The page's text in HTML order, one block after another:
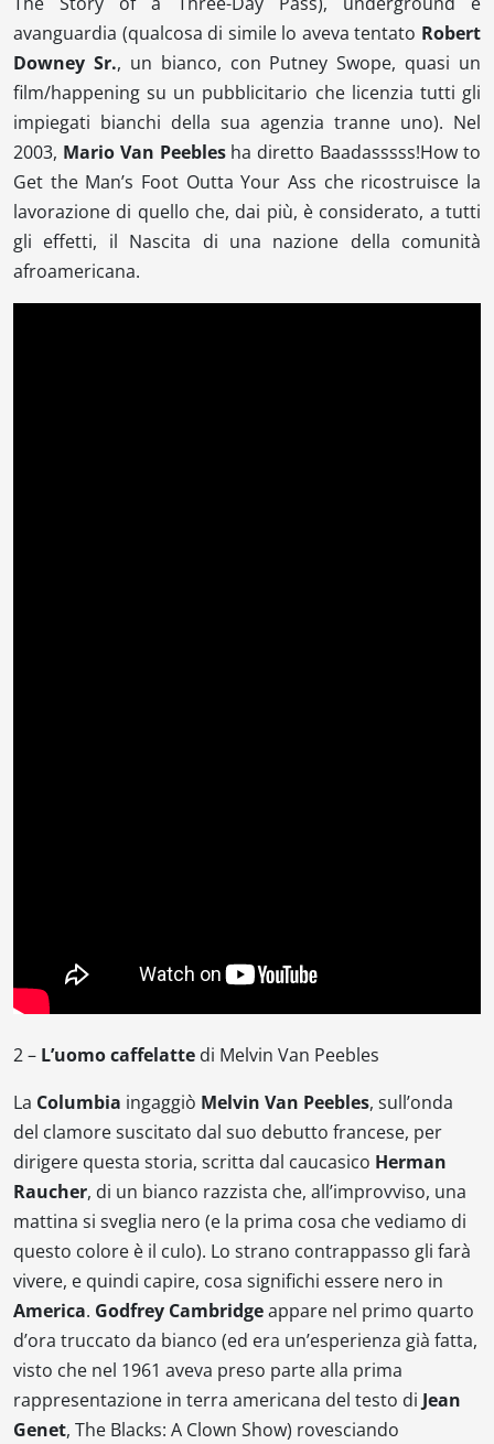
avanguardia (qualcosa di simile lo aveva tentato Robert
Downey Sr., un bianco, con Putney Swope, quasi un
film/happening su un pubblicitario che licenzia tutti gli
impiegati bianchi della sua agenzia tranne uno). Nel
2003, Mario Van Peeblesha diretto Baadasssss!How to
Get the Man’s Foot Outta Your Ass che ricostruisce la
lavorazione di quello che, dai più, è considerato, a tutti
gli effetti, il Nascita di una nazione della comunità
afroamericana.
2 – L’uomo caffelatte di Melvin Van Peebles
La Columbia ingaggiò Melvin Van Peebles, sull’onda
del clamore suscitato dal suo debutto francese, per
dirigere questa storia, scritta dal caucasico Herman
Raucher, di un bianco razzista che, all’improvviso, una
mattina si sveglia nero (e la prima cosa che vediamo di
questo colore è il culo). Lo strano contrappasso gli farà
vivere, e quindi capire, cosa significhi essere nero in
America. Godfrey Cambridgeappare nel primo quarto
d’ora truccato da bianco (ed era un’esperienza già fatta,
visto che nel 1961 aveva preso parte alla prima
rappresentazione in terra americana del testo di Jean
Genet, The Blacks: A Clown Show) rovesciando